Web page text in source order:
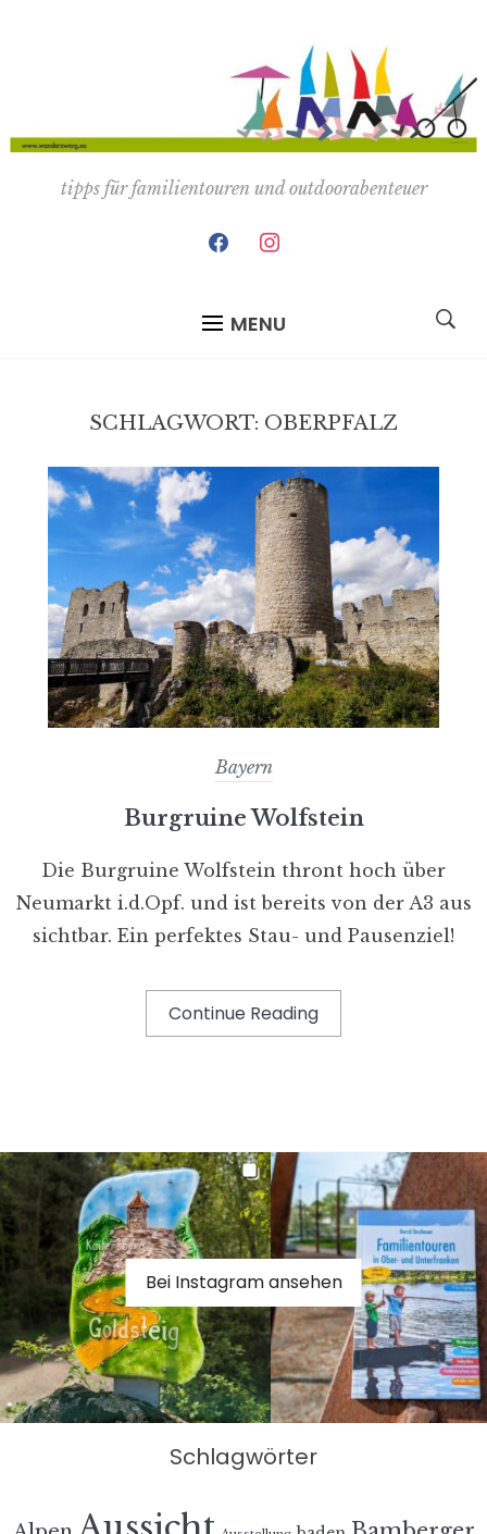
tipps für familientouren und outdoorabenteuer
facebookinstagram
MENU
SCHLAGWORT: OBERPFALZ
Bayern
Burgruine Wolfstein
Die Burgruine Wolfstein thront hoch über
Neumarkt i.d.Opf. und ist bereits von der A3 aus
sichtbar. Ein perfektes Stau- und Pausenziel!
Continue Reading
Bei Instagram ansehen
Schlagwörter